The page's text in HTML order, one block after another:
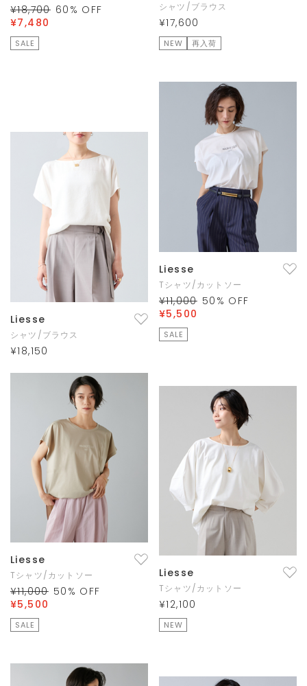
¥18,700 60 % OFF
¥7,480
SALE
シャツ/ブラウス
¥17,600
NEW 再入荷
Liesse
シャツ/ブラウス
¥18,150
Liesse
Tシャツ/カットソー
¥11,000 50 % OFF
¥5,500
SALE
Liesse
Tシャツ/カットソー
¥11,000 50 % OFF
¥5,500
SALE
Liesse
Tシャツ/カットソー
¥12,100
NEW